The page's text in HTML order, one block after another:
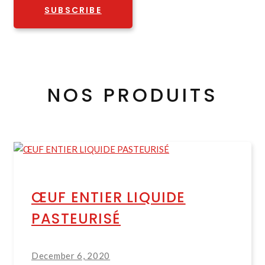
SUBSCRIBE
NOS PRODUITS
ŒUF ENTIER LIQUIDE
PASTEURISÉ
December 6, 2020